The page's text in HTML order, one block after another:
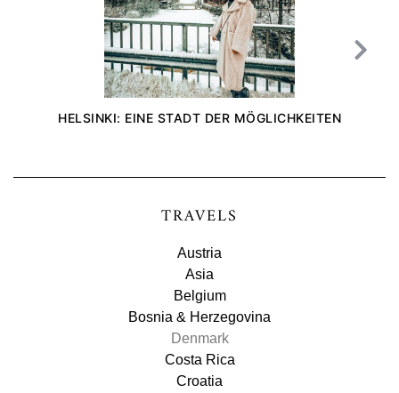
HELSINKI: EINE STADT DER MÖGLICHKEITEN
TRAVELS
Austria
Asia
Belgium
Bosnia & Herzegovina
Denmark
Costa Rica
Croatia